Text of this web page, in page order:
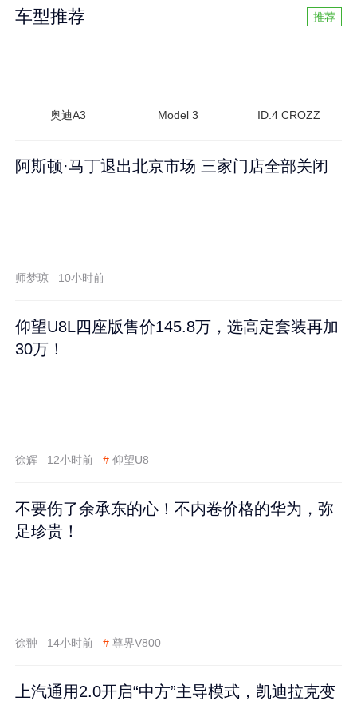
车型推荐 推荐
奥迪A3 Model 3 ID.4 CROZZ
阿斯顿·马丁退出北京市场 三家门店全部关闭
师梦琼 10小时前
仰望U8L四座版售价145.8万，选高定套装再加
30万！
徐辉 12小时前 # 仰望U8
不要伤了余承东的心！不内卷价格的华为，弥
足珍贵！
徐翀 14小时前 # 尊界V800
上汽通用2.0开启“中方”主导模式，凯迪拉克变